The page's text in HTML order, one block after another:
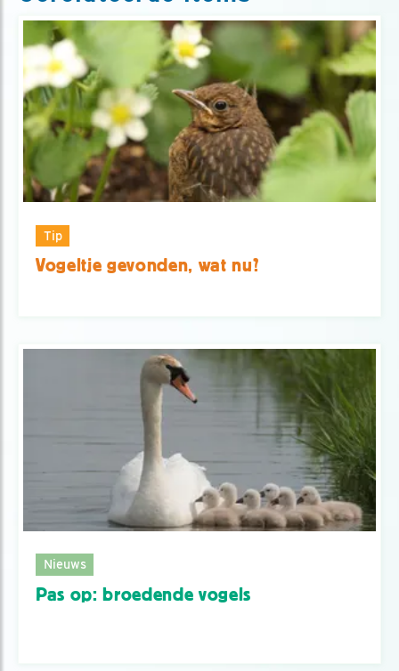
Tip
Vogeltje gevonden, wat nu?
Nieuws
Pas op: broedende vogels